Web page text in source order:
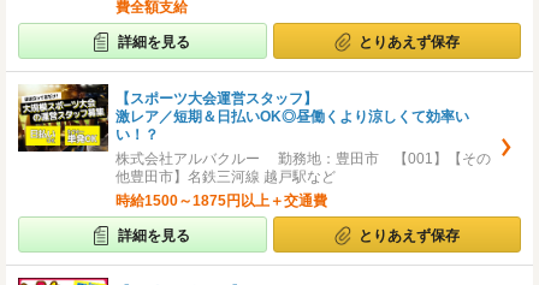
費全額支給
詳細を見る とりあえず保存
【スポーツ大会運営スタッフ】
激レア／短期＆日払いOK◎昼働くより涼しくて効率い
い！？
株式会社アルバクルー 勤務地：豊田市 【001】【その
他豊田市】名鉄三河線 越戸駅など
時給1500～1875円以上＋交通費
詳細を見る とりあえず保存